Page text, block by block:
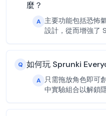
麼？
A 主要功能包括恐怖
設計，從而增強了
Q 如何玩 Sprunki
A 只需拖放角色即可
中實驗組合以解鎖